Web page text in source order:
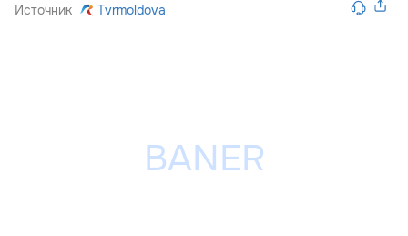
Источник Tvrmoldova